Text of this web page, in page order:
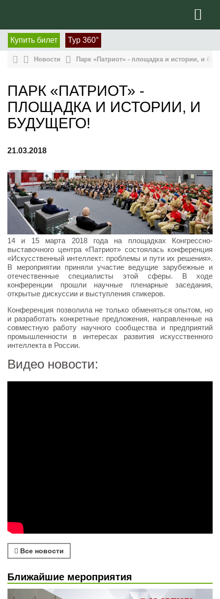
Купить билет Тур 360°
Новости Парк «Патриот» - площадка и истории, и
ПАРК «ПАТРИОТ» -
ПЛОЩАДКА И ИСТОРИИ, И
БУДУЩЕГО!
21.03.2018
14 и 15 марта 2018 года на площадках Конгрессно-
выставочного центра «Патриот» состоялась конференция
«Искусственный интеллект: проблемы и пути их решения».
В мероприятии приняли участие ведущие зарубежные и
отечественные специалисты этой сферы. В ходе
конференции прошли научные пленарные заседания,
открытые дискуссии и выступления спикеров.
Конференция позволила не только обменяться опытом, но
и разработать конкретные предложения, направленные на
совместную работу научного сообщества и предприятий
промышленности в интересах развития искусственного
интеллекта в России.
Видео новости:
Все новости
Ближайшие мероприятия